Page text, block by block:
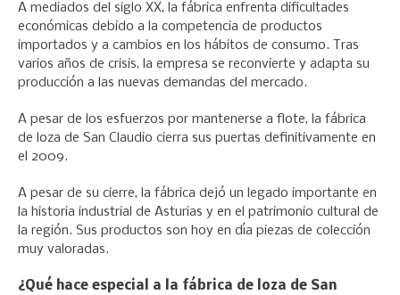
A mediados del siglo XX, la fábrica enfrenta dificultades
económicas debido a la competencia de productos
importados y a cambios en los hábitos de consumo. Tras
varios años de crisis, la empresa se reconvierte y adapta su
producción a las nuevas demandas del mercado.
A pesar de los esfuerzos por mantenerse a flote, la fábrica
de loza de San Claudio cierra sus puertas definitivamente en
el 2009.
A pesar de su cierre, la fábrica dejó un legado importante en
la historia industrial de Asturias y en el patrimonio cultural de
la región. Sus productos son hoy en día piezas de colección
muy valoradas.
¿Qué hace especial a la fábrica de loza de San